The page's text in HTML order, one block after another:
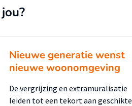
Nieuwe generatie wenst
nieuwe woonomgeving
De vergrijzing en extramuralisatie
leiden tot een tekort aan geschikte